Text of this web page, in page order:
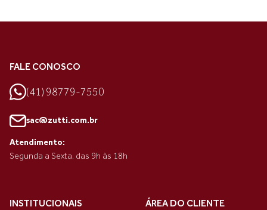
FALE CONOSCO
(41) 98779-7550
sac@zutti.com.br
Atendimento:
Segunda a Sexta. das 9h às 18h
INSTITUCIONAIS ÁREA DO CLIENTE